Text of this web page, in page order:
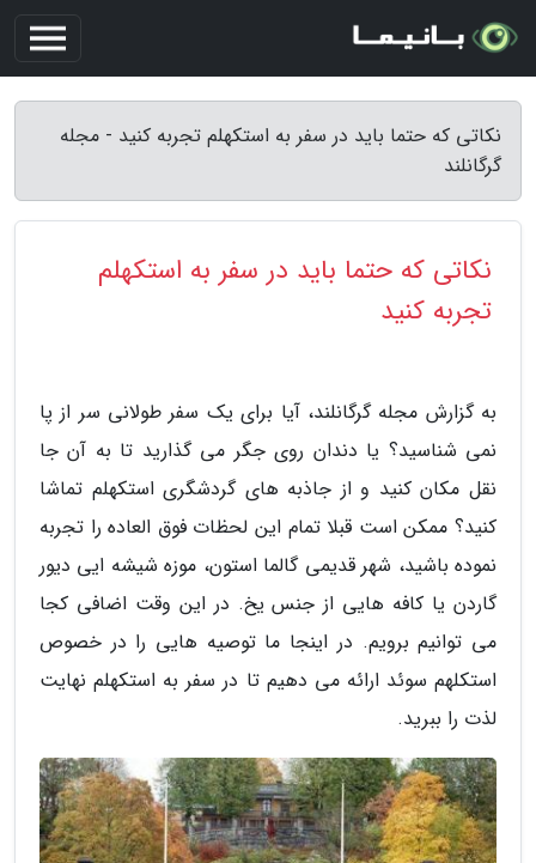
نکاتی که حتما باید در سفر به استکهلم تجربه کنید - مجله
گرگانلند
نکاتی که حتما باید در سفر به استکهلم
تجربه کنید
به گزارش مجله گرگانلند، آیا برای یک سفر طولانی سر از پا
نمی شناسید؟ یا دندان روی جگر می گذارید تا به آن جا
نقل مکان کنید و از جاذبه های گردشگری استکهلم تماشا
کنید؟ ممکن است قبلا تمام این لحظات فوق العاده را تجربه
نموده باشید، شهر قدیمی گالما استون، موزه شیشه ایی دیور
گاردن یا کافه هایی از جنس یخ. در این وقت اضافی کجا
می توانیم برویم. در اینجا ما توصیه هایی را در خصوص
استکلهم سوئد ارائه می دهیم تا در سفر به استکهلم نهایت
لذت را ببرید.